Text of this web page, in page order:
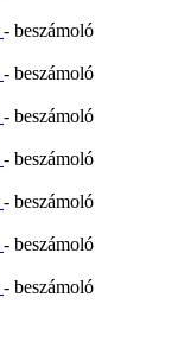
- beszámoló
- beszámoló
- beszámoló
- beszámoló
- beszámoló
- beszámoló
- beszámoló